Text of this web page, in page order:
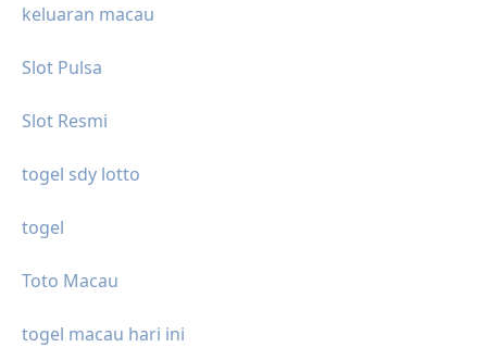
keluaran macau
Slot Pulsa
Slot Resmi
togel sdy lotto
togel
Toto Macau
togel macau hari ini